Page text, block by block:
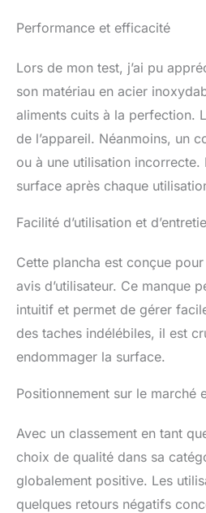
Performance et efficacité
Lors de mon test, j’ai pu
son matériau en acier
aliments cuits à la perfection.
de l’appareil. Néanmoins, un
ou à une utilisation
surface après chaque
Facilité d’utilisation et
Cette plancha est conçue
avis d’utilisateur. Ce manque
intuitif et permet de gérer
des taches indélébiles, il est
endommager la surface.
Positionnement sur le marché
Avec un classement en tant
choix de qualité dans sa
globalement positive. Les
quelques retours négatifs